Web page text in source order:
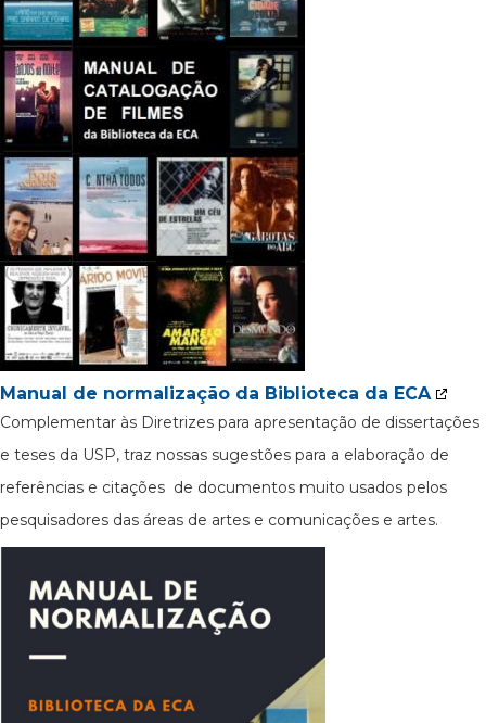
Manual de normalização da Biblioteca da ECA
Complementar às Diretrizes para apresentação de dissertações
e teses da USP, traz nossas sugestões para a elaboração de
referências e citações de documentos muito usados pelos
pesquisadores das áreas de artes e comunicações e artes.